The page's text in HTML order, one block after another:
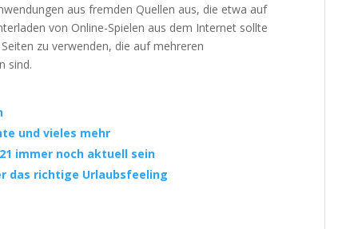
aus fremden Quellen aus, die etwa auf
von Online-Spielen aus dem Internet sollte
zu verwenden, die auf mehreren
sind.
und vieles mehr
immer noch aktuell sein
das richtige Urlaubsfeeling